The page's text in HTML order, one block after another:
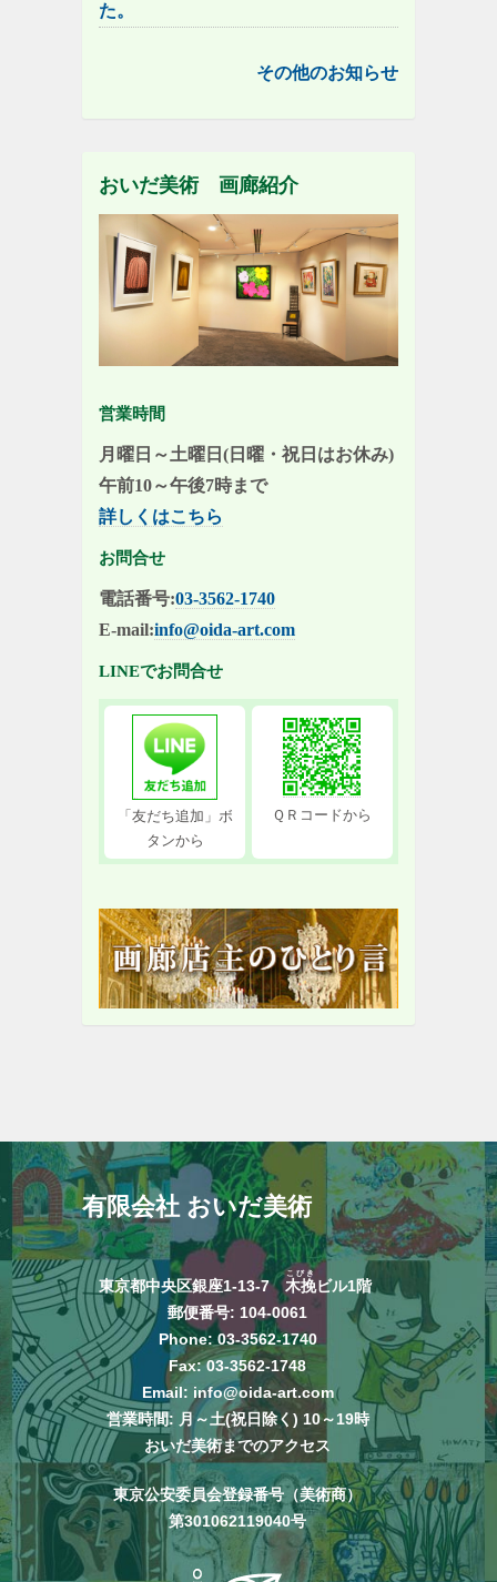
た。
その他のお知らせ
おいだ美術 画廊紹介
営業時間
月曜日～土曜日(日曜・祝日はお休み)
午前10～午後7時まで
詳しくはこちら
お問合せ
電話番号:03-3562-1740
E-mail:info@oida-art.com
LINEでお問合せ
「友だち追加」ボ
タンから
ＱＲコードから
有限会社 おいだ美術
東京都中央区銀座1-13-7木挽
こびき
ビル1階
郵便番号: 104-0061
Phone: 03-3562-1740
Fax: 03-3562-1748
Email: info@oida-art.com
営業時間: 月～土(祝日除く) 10～19時
おいだ美術までのアクセス
東京公安委員会登録番号（美術商）
第301062119040号